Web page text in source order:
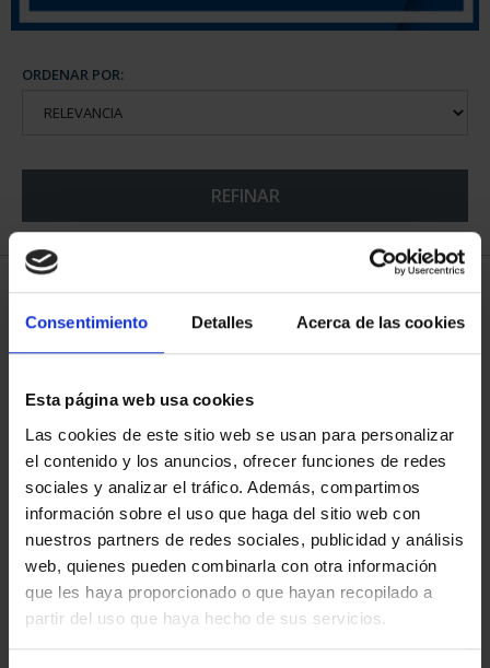
Consentimiento Detalles Acerca de las cookies
Esta página web usa cookies
Las cookies de este sitio web se usan para personalizar
el contenido y los anuncios, ofrecer funciones de redes
sociales y analizar el tráfico. Además, compartimos
información sobre el uso que haga del sitio web con
nuestros partners de redes sociales, publicidad y análisis
web, quienes pueden combinarla con otra información
que les haya proporcionado o que hayan recopilado a
partir del uso que haya hecho de sus servicios.
ORDENAR POR:
REFINAR
5 Productos encontrados
SUSCRIPCIÓN
CAPITALES DE
PROVINCIA 1
949,00 €
SUSCRIPCIÓN
CAPITALES DE
PROVINCIA 2
949,00 €